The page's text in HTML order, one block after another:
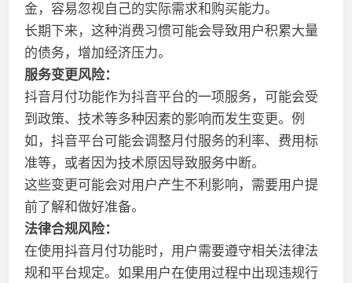
金，容易忽视自己的实际需求和购买能力。
长期下来，这种消费习惯可能会导致用户积累大量
的债务，增加经济压力。
服务变更风险：
抖音月付功能作为抖音平台的一项服务，可能会受
到政策、技术等多种因素的影响而发生变更。例
如，抖音平台可能会调整月付服务的利率、费用标
准等，或者因为技术原因导致服务中断。
这些变更可能会对用户产生不利影响，需要用户提
前了解和做好准备。
法律合规风险：
在使用抖音月付功能时，用户需要遵守相关法律法
规和平台规定。如果用户在使用过程中出现违规行